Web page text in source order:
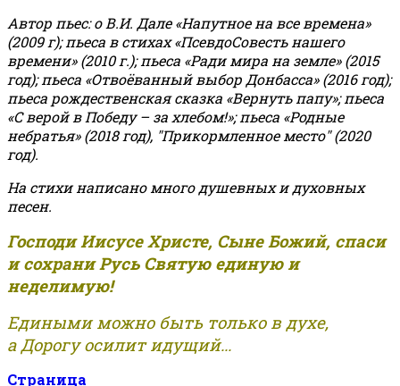
Автор пьес: о В.И. Дале «Напутное на все времена»
(2009 г); пьеса в стихах «ПсевдоСовесть нашего
времени» (2010 г.); пьеса «Ради мира на земле» (2015
год); пьеса «Отвоёванный выбор Донбасса» (2016 год);
пьеса рождественская сказка «Вернуть папу»; пьеса
«С верой в Победу – за хлебом!»;пьеса «Родные
небратья» (2018 год), "Прикормленное место" (2020
год).
На стихи написано много душевных и духовных
песен.
Господи Иисусе Христе, Сыне Божий, спаси
и сохрани Русь Святую единую и
неделимую!
Едиными можно быть только в духе,
а Дорогу осилит идущий...
Страница